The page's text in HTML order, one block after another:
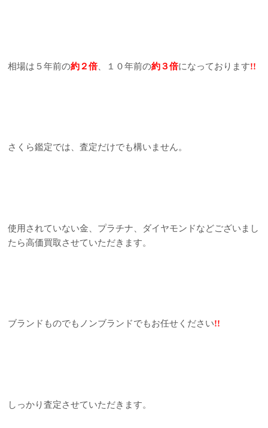
相場は５年前の約２倍、１０年前の約３倍になっております!!
さくら鑑定では、査定だけでも構いません。
使用されていない金、プラチナ、ダイヤモンドなどございまし
たら高価買取させていただきます。
ブランドものでもノンブランドでもお任せください!!
しっかり査定させていただきます。